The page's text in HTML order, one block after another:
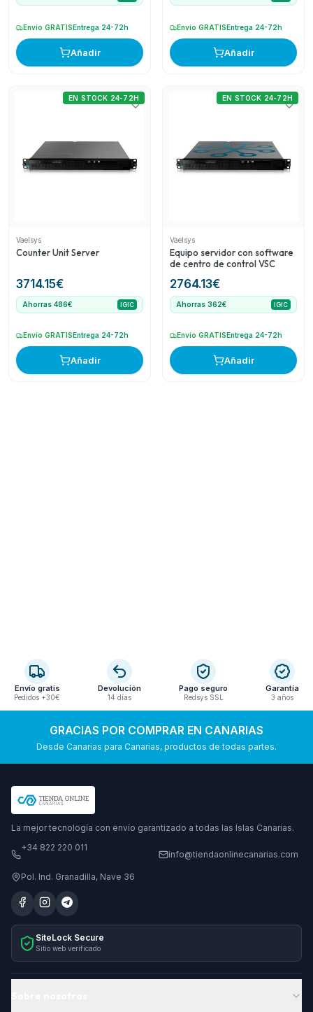
Envío GRATISEntrega 24-72h
Añadir
Envío GRATISEntrega 24-72h
Añadir
Vaelsys
Counter Unit Server
3714.15€
EN STOCK 24-72H
Ahorras 486€ IGIC
Envío GRATIS Entrega 24-72h
Añadir
Vaelsys
Equipo servidor con software
de centro de control VSC
2764.13€
EN STOCK 24-72H
Ahorras 362€ IGIC
Envío GRATIS Entrega 24-72h
Añadir
Envío gratis
Pedidos +30€
Devolución
14 días
Pago seguro
Redsys SSL
Garantía
3 años
GRACIAS POR COMPRAR EN CANARIAS
Desde Canarias para Canarias, productos de todas partes.
La mejor tecnología con envío garantizado a todas las Islas Canarias.
+34 822 220 011
info@tiendaonlinecanarias.com
Pol. Ind. Granadilla, Nave 36
SiteLock Secure
Sitio web verificado